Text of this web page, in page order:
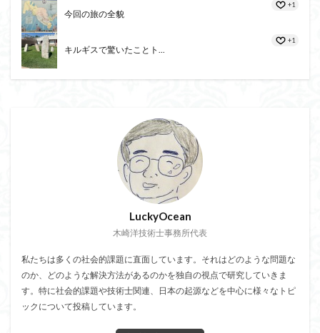
今回の旅の全貌
+1
キルギスで驚いたことト...
+1
LuckyOcean
木崎洋技術士事務所代表
私たちは多くの社会的課題に直面しています。それはどのような問題な
のか、どのような解決方法があるのかを独自の視点で研究していきま
す。特に社会的課題や技術士関連、日本の起源などを中心に様々なトピ
ックについて投稿しています。